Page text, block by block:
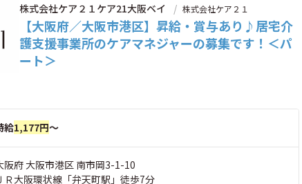
株式会社ケア２１ケア21大阪ベイ 株式会社ケア２１
【大阪府／大阪市港区】昇給・賞与あり♪居宅介
護支援事業所のケアマネジャーの募集です！＜パ
ート＞
給1,177円～
阪府 大阪市港区 南市岡3-1-10
Ｒ大阪環状線「弁天町駅」徒歩7分